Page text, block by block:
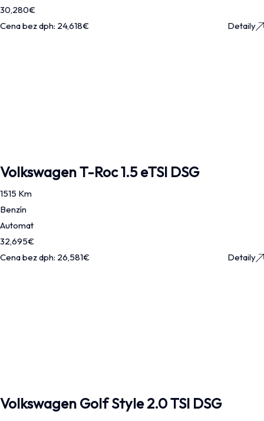
30,280€
Cena bez dph: 24,618€ Detaily
Volkswagen T-Roc 1.5 eTSI DSG
1515 Km
Benzín
Automat
32,695€
Cena bez dph: 26,581€ Detaily
Volkswagen Golf Style 2.0 TSI DSG